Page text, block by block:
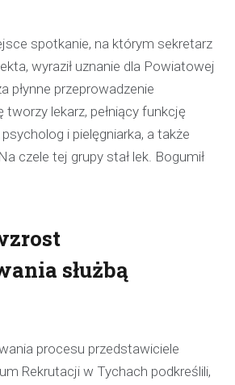
spotkanie, na którym sekretarz
wyraził uznanie dla Powiatowej
płynne przeprowadzenie
lekarz, pełniący funkcję
i pielęgniarka, a także
czele tej grupy stał lek. Bogumił
służbą
procesu przedstawiciele
Rekrutacji w Tychach podkreślili,